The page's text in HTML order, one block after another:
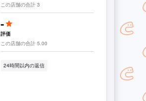
この店舗の合計 3
-
評価
この店舗の合計 5.00
24時間以内の返信